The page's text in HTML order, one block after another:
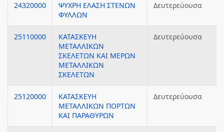
24320000
ΨΥΧΡΗ ΕΛΑΣΗ ΣΤΕΝΩΝ
ΦΥΛΛΩΝ
Δευτερεύουσα
25110000
ΚΑΤΑΣΚΕΥΗ
ΜΕΤΑΛΛΙΚΩΝ
ΣΚΕΛΕΤΩΝ ΚΑΙ ΜΕΡΩΝ
ΜΕΤΑΛΛΙΚΩΝ
ΣΚΕΛΕΤΩΝ
Δευτερεύουσα
25120000
ΚΑΤΑΣΚΕΥΗ
ΜΕΤΑΛΛΙΚΩΝ ΠΟΡΤΩΝ
ΚΑΙ ΠΑΡΑΘΥΡΩΝ
Δευτερεύουσα